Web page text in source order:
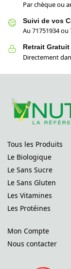
Par chèque ou
Suivi de vos
Au 71751934 ou
Retrait
Directement
Tous les Produits
Le Biologique
Le Sans Sucre
Le Sans Gluten
Les Vitamines
Les Protéines
Mon Compte
Nous contacter